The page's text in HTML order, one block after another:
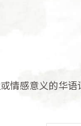
情感意义的华